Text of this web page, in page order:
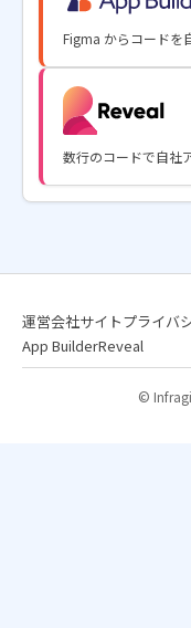
Figma からコードを
数行のコードで自社
運営会社サイトプライバ
App BuilderReveal
©